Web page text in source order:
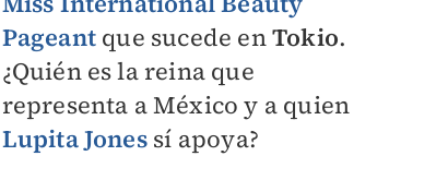
Pageantque sucede enTokio.
¿Quién es la reina que
representa a México y a quien
Lupita Jonessí apoya?